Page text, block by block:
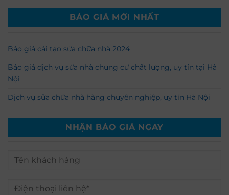
BÁO GIÁ MỚI NHẤT
Báo giá cải tạo sửa chữa nhà 2024
Báo giá dịch vụ sửa nhà chung cư chất lượng, uy tín tại Hà
Nội
Dịch vụ sửa chữa nhà hàng chuyên nghiệp, uy tín Hà Nội
NHẬN BÁO GIÁ NGAY